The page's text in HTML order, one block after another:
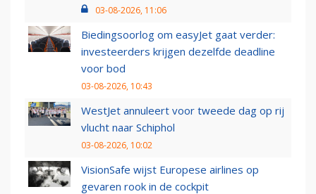
03-08-2026, 11:06
Biedingsoorlog om easyJet gaat verder:
investeerders krijgen dezelfde deadline
voor bod
03-08-2026, 10:43
WestJet annuleert voor tweede dag op rij
vlucht naar Schiphol
03-08-2026, 10:02
VisionSafe wijst Europese airlines op
gevaren rook in de cockpit